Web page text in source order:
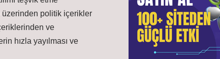
üzerinden politik içerikler
ve
hızla yayılması ve